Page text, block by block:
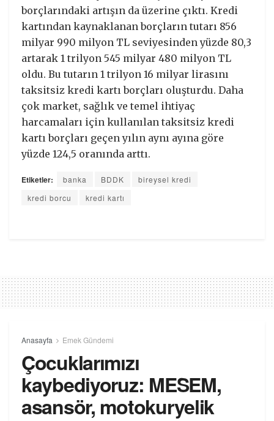
borçlarındaki artışın da üzerine çıktı. Kredi
kartından kaynaklanan borçların tutarı 856
milyar 990 milyon TL seviyesinden yüzde 80,3
artarak 1 trilyon 545 milyar 480 milyon TL
oldu. Bu tutarın 1 trilyon 16 milyar lirasını
taksitsiz kredi kartı borçları oluşturdu. Daha
çok market, sağlık ve temel ihtiyaç
harcamaları için kullanılan taksitsiz kredi
kartı borçları geçen yılın aynı ayına göre
yüzde 124,5 oranında arttı.
Etiketler: banka BDDK
bireysel kredi
kredi borcu
kredi kartı
Anasayfa Emek Gündemi
Çocuklarımızı
kaybediyoruz: MESEM,
asansör, motokuryelik